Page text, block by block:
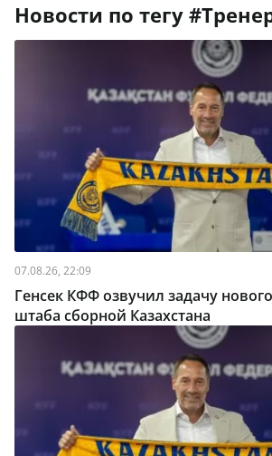
Новости по тегу #
07.08.26, 22:09
Генсек КФФ озвучил задачу
штаба сборной Казахстана